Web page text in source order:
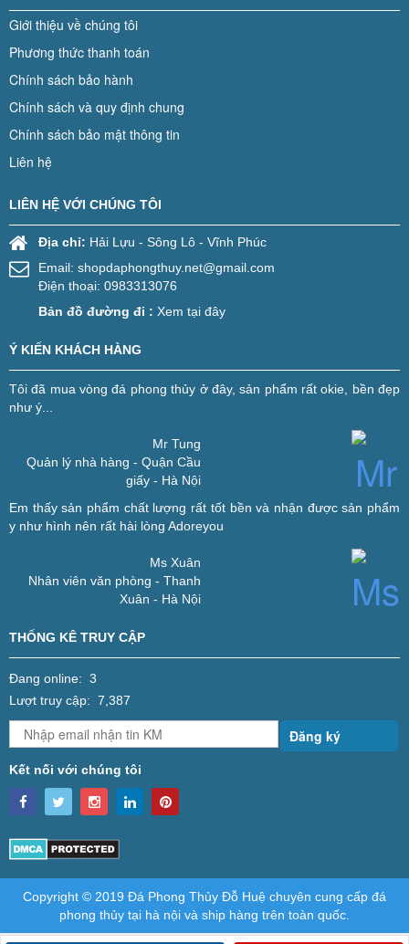
Giới thiệu về chúng tôi
Phương thức thanh toán
Chính sách bảo hành
Chính sách và quy định chung
Chính sách bảo mật thông tin
Liên hệ
LIÊN HỆ VỚI CHÚNG TÔI
Địa chỉ: Hải Lựu - Sông Lô - Vĩnh Phúc
Email: shopdaphongthuy.net@gmail.com
Điện thoại: 0983313076
Bản đồ đường đi : Xem tại đây
Ý KIẾN KHÁCH HÀNG
Tôi đã mua vòng đá phong thủy ở đây, sản phẩm rất okie, bền đẹp
như ý...
Mr Tung
Quản lý nhà hàng - Quận Cầu
giấy - Hà Nội
Em thấy sản phẩm chất lượng rất tốt bền và nhận được sản phẩm
y như hình nên rất hài lòng Adoreyou
Ms Xuân
Nhân viên văn phòng - Thanh
Xuân - Hà Nội
THỐNG KÊ TRUY CẬP
Đang online: 3
Lượt truy cập: 7,387
Đăng ký
Kết nối với chúng tôi
Copyright © 2019 Đá Phong Thủy Đỗ Huệ chuyên cung cấp đá
phong thủy tại hà nội và ship hàng trên toàn quốc.